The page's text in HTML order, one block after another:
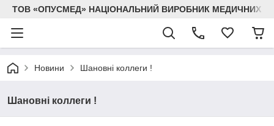
ТОВ «ОПУСМЕД» НАЦІОНАЛЬНИЙ ВИРОБНИК МЕДИЧНИХ
Новини Шановні коллеги !
Шановні коллеги !